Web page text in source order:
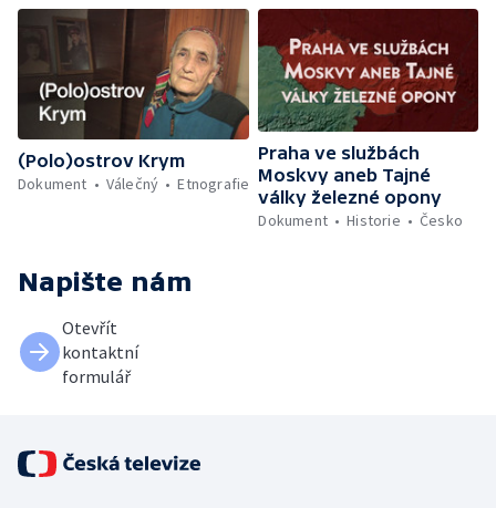
(Polo)ostrov Krym
Dokument
Válečný Etnografie
Praha ve službách
Moskvy aneb Tajné
války železné opony
Dokument
Historie Česko
Napište nám
Otevřít
kontaktní
formulář